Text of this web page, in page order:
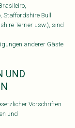
Bull
Terrier usw.), sind
anderer Gäste
UND
Vorschriften
und